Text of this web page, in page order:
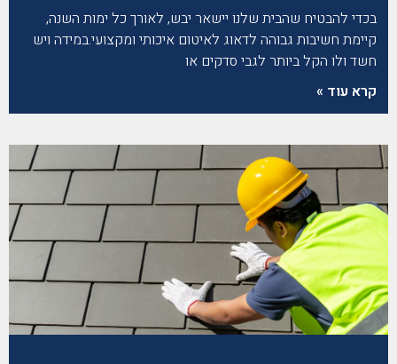
בכדי להבטיח שהבית שלנו יישאר יבש, לאורך כל ימות השנה,
קיימת חשיבות גבוהה לדאוג לאיטום איכותי ומקצועי.במידה ויש
חשד ולו הקל ביותר לגבי סדקים או
קרא עוד »